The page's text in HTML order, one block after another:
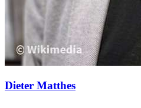
Dieter Matthes